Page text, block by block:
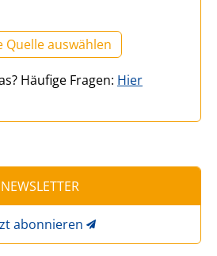
Quelle auswählen
Häufige Fragen: Hier
NEWSLETTER
abonnieren